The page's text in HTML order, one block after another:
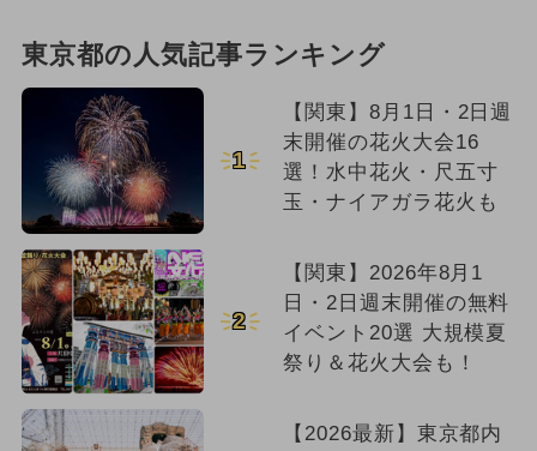
東京都の人気記事ランキング
1
【関東】8月1日・2日週
末開催の花火大会16
選！水中花火・尺五寸
玉・ナイアガラ花火も
2
【関東】2026年8月1
日・2日週末開催の無料
イベント20選 大規模夏
祭り＆花火大会も！
【2026最新】東京都内